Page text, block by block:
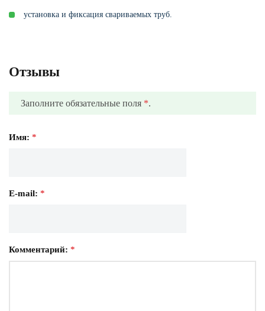
установка и фиксация свариваемых труб.
Отзывы
Заполните обязательные поля *.
Имя: *
E-mail: *
Комментарий: *